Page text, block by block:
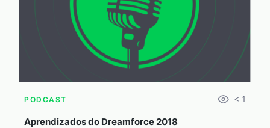
PODCAST < 1
Aprendizados do Dreamforce 2018